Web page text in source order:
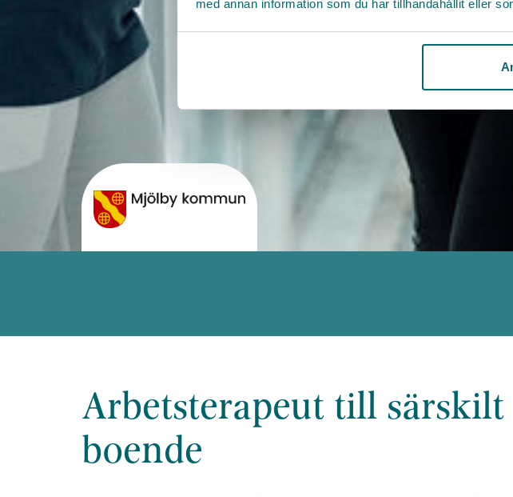
med annan information som du har tillhandahållit eller
Arbetsterapeut till särskilt
boende